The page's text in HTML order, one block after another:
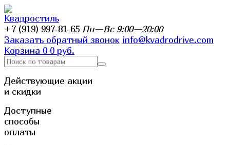
+7 (919) 997-81-65 Пн—Вс 9:00—20:00
Заказать обратный звонок info@kvadrodrive.com
Корзина 0 0 руб.
Действующие акции
и скидки
Доступные
способы
оплаты